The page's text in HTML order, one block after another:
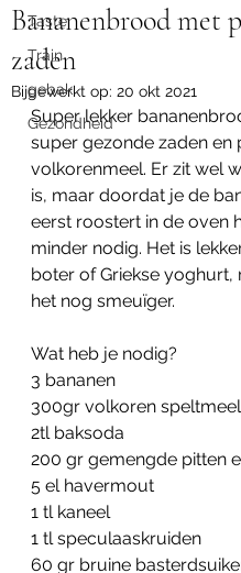
Taste
Train
gebak
Gezondheid
Bananenbrood met
zaden
Bijgewerkt op: 20 okt 2021
Super lekker
super gezonde zaden en
volkorenmeel. Er zit wel
is, maar doordat je de
eerst roostert in de oven
minder nodig. Het is
boter of Griekse yoghurt,
het nog smeuïger.
Wat heb je nodig?
3 bananen
300gr volkoren speltmeel
2tl baksoda
200 gr gemengde pitten
5 el havermout
1 tl kaneel
1 tl speculaaskruiden
60 gr bruine